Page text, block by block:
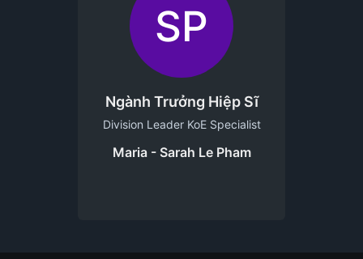
SP
Ngành Trưởng Hiệp Sĩ
Division Leader KoE Specialist
Maria - Sarah Le Pham